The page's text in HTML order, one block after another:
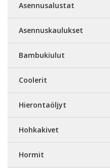
Asennusalustat
Asennuskaulukset
Bambukiulut
Coolerit
Hierontaöljyt
Hohkakivet
Hormit